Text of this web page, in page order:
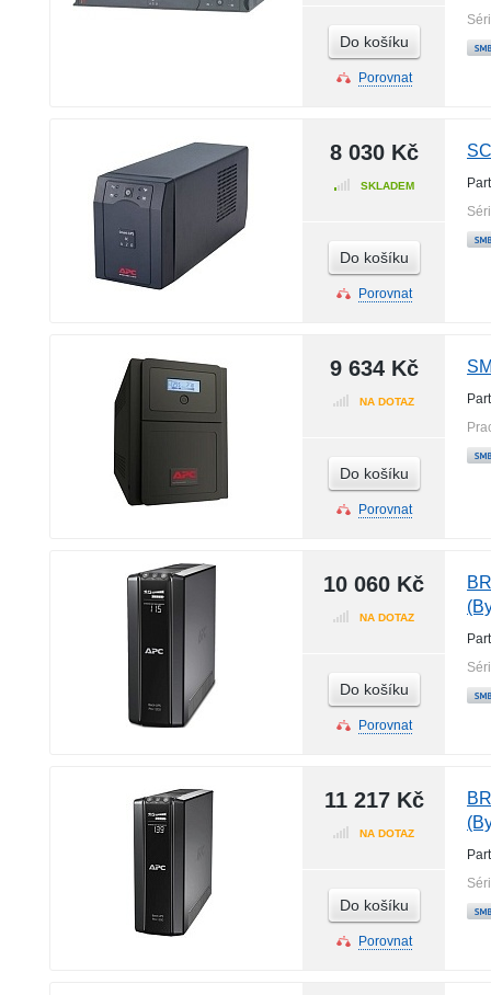
Do košíku
Porovnat
8 030 Kč
SKLADEM
Do košíku
Porovnat
9 634 Kč
NA DOTAZ
Do košíku
Porovnat
10 060 Kč
NA DOTAZ
Do košíku
Porovnat
11 217 Kč
NA DOTAZ
Do košíku
Porovnat